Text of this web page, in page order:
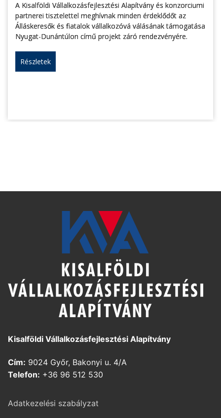
A Kisalföldi Vállalkozásfejlesztési Alapítvány és konzorciumi
partnerei tisztelettel meghívnak minden érdeklődőt az
Álláskeresők és fiatalok vállalkozóvá válásának támogatása
Nyugat-Dunántúlon című projekt záró rendezvényére.
Részletek
Kisalföldi Vállalkozásfejlesztési Alapítvány
Cím: 9024 Győr, Bakonyi u. 4/A
Telefon: +36 96 512 530
Adatkezelési szabályzat